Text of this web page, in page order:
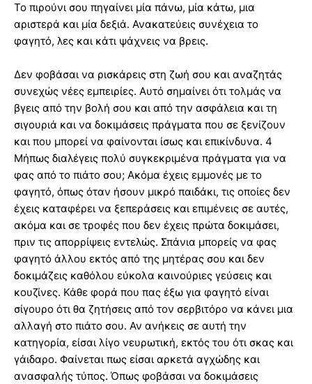
Το πιρούνι σου πηγαίνει μία πάνω, μία κάτω, μια
αριστερά και μία δεξιά. Ανακατεύεις συνέχεια το
φαγητό, λες και κάτι ψάχνεις να βρεις.
Δεν φοβάσαι να ρισκάρεις στη ζωή σου και αναζητάς
συνεχώς νέες εμπειρίες. Αυτό σημαίνει ότι τολμάς να
βγεις από την βολή σου και από την ασφάλεια και τη
σιγουριά και να δοκιμάσεις πράγματα που σε ξενίζουν
και που μπορεί να φαίνονται ίσως και επικίνδυνα. 4
Μήπως διαλέγεις πολύ συγκεκριμένα πράγματα για να
φας από το πιάτο σου; Ακόμα έχεις εμμονές με το
φαγητό, όπως όταν ήσουν μικρό παιδάκι, τις οποίες δεν
έχεις καταφέρει να ξεπεράσεις και επιμένεις σε αυτές,
ακόμα και σε τροφές που δεν έχεις πρώτα δοκιμάσει,
πριν τις απορρίψεις εντελώς. Σπάνια μπορείς να φας
φαγητό άλλου εκτός από της μητέρας σου και δεν
δοκιμάζεις καθόλου εύκολα καινούριες γεύσεις και
κουζίνες. Κάθε φορά που πας έξω για φαγητό είναι
σίγουρο ότι θα ζητήσεις από τον σερβιτόρο να κάνει μια
αλλαγή στο πιάτο σου. Αν ανήκεις σε αυτή την
κατηγορία, είσαι λίγο νευρωτική, εκτός του ότι σκας και
γάιδαρο. Φαίνεται πως είσαι αρκετά αγχώδης και
ανασφαλής τύπος. Όπως φοβάσαι να δοκιμάσεις